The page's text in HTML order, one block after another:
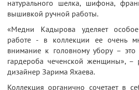
натурального шелка, шифона,
вышивкой ручной работы.
«Медни Кадырова уделяет
работе - в коллекции ее очень
внимание к головному убору – это
гардероба чеченской женщины», –
дизайнер Зарима Яхаева.
Коллекция органично сочетает в